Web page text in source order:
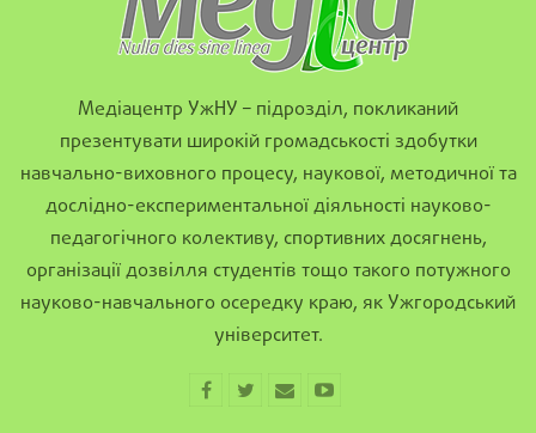
Медіацентр УжНУ – підрозділ, покликаний
презентувати широкій громадськості здобутки
навчально-виховного процесу, наукової, методичної та
дослідно-експериментальної діяльності науково-
педагогічного колективу, спортивних досягнень,
організації дозвілля студентів тощо такого потужного
науково-навчального осередку краю, як Ужгородський
університет.